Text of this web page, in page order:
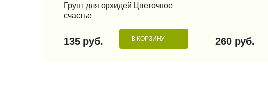
КУПИТЬ В 1 КЛИК
Грунт для орхидей Цветочное
счастье
135 руб. В КОРЗИНУ 260 руб.